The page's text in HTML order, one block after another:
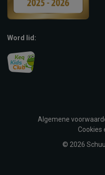
Word lid:
Algemene
Cookies
© 2026